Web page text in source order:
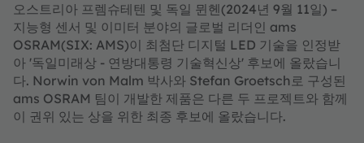
오스트리아 프렘슈테텐 및 독일 뮌헨(2024년 9월 11일) –
지능형 센서 및 이미터 분야의 글로벌 리더인 ams
OSRAM(SIX: AMS)이 최첨단 디지털 LED 기술을 인정받
아 '독일미래상 - 연방대통령 기술혁신상' 후보에 올랐습니
다. Norwin von Malm 박사와 Stefan Groetsch로 구성된
ams OSRAM 팀이 개발한 제품은 다른 두 프로젝트와 함께
이 권위 있는 상을 위한 최종 후보에 올랐습니다.